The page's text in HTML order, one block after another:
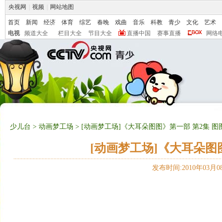
央视网 视频 网站地图
首页 新闻 经济 体育 综艺 春晚 戏曲 音乐 科教 青少 文化
艺术
电视
频道大全 栏目大全 节目大全 直播中国 赛事直播 网络
少儿台 > 动画梦工场 > [动画梦工场]《大耳朵图图》第一部 第2集 图
[动画梦工场]《大耳朵图
发布时间:2010年03月